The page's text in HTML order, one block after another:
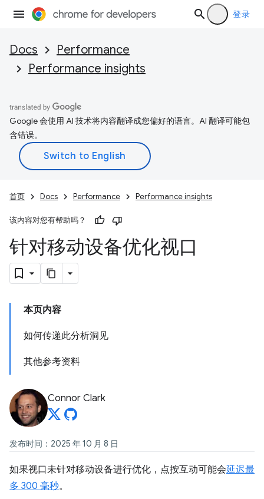
登录
Docs
Performance
Performance insights
Google 会使用 AI 技术将内容翻译成您偏好的语言。AI 翻译可能包
含错误。
首页 Docs Performance Performance insights
该内容对您有帮助吗？
针对移动设备优化视口
本页内容
如何传递此分析洞见
其他参考资料
Connor Clark
发布时间：2025 年 10 月 8 日
如果视口未针对移动设备进行优化，点按互动可能会延迟最
多 300 毫秒。